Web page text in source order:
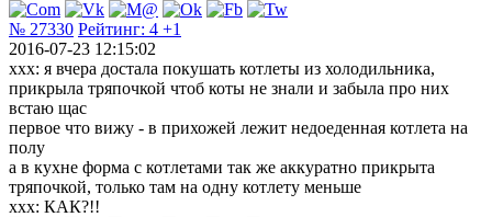
№ 27330 Рейтинг: 4 +1
2016-07-23 12:15:02
xxx: я вчера достала покушать котлеты из холодильника,
прикрыла тряпочкой чтоб коты не знали и забыла про них
встаю щас
первое что вижу - в прихожей лежит недоеденная котлета на
полу
а в кухне форма с котлетами так же аккуратно прикрыта
тряпочкой, только там на одну котлету меньше
xxx: КАК?!!